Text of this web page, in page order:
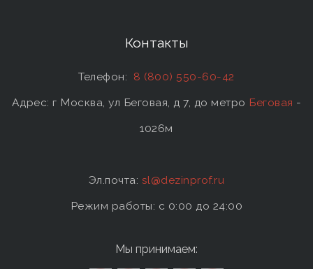
Контакты
Телефон: 8 (800) 550-60-42
Адрес: г Москва, ул Беговая, д 7, до метро Беговая -
1026м
Эл.почта: sl@dezinprof.ru
Режим работы: c 0:00 до 24:00
Мы принимаем: